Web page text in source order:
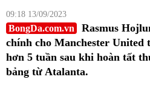
09:18 13/09/2023
BongDa.com.vn
Rasmus
chính cho Manchester
hơn 5 tuần sau khi hoàn tất
bảng từ Atalanta.